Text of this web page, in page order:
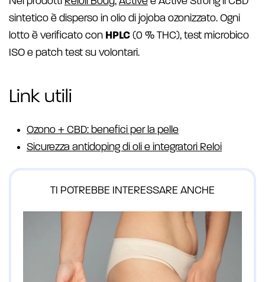
sintetico è disperso in olio di jojoba ozonizzato. Ogni
lotto è verificato con HPLC (0 % THC), test microbico
ISO e patch test su volontari.
Link utili
Ozono + CBD: benefici per la pelle
Sicurezza antidoping di oli e integratori Reloi
TI POTREBBE INTERESSARE ANCHE